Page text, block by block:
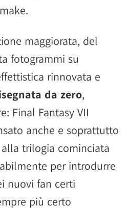
maggiorata, del
fotogrammi su
rinnovata e
da zero,
Final Fantasy VII
anche e soprattutto
trilogia cominciata
per introdurre
nuovi fan certi
più certo